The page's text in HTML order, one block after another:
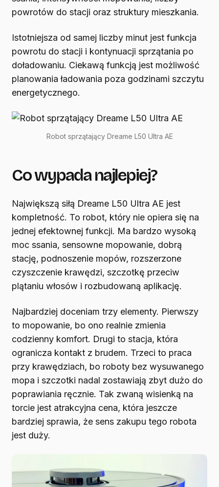
powrotów do stacji oraz struktury mieszkania.
Istotniejsza od samej liczby minut jest funkcja
powrotu do stacji i kontynuacji sprzątania po
doładowaniu. Ciekawą funkcją jest możliwość
planowania ładowania poza godzinami szczytu
energetycznego.
Robot sprzątający Dreame L50 Ultra AE
Co wypada najlepiej?
Największą siłą Dreame L50 Ultra AE jest
kompletność. To robot, który nie opiera się na
jednej efektownej funkcji. Ma bardzo wysoką
moc ssania, sensowne mopowanie, dobrą
stację, podnoszenie mopów, rozszerzone
czyszczenie krawędzi, szczotkę przeciw
plątaniu włosów i rozbudowaną aplikację.
Najbardziej doceniam trzy elementy. Pierwszy
to mopowanie, bo ono realnie zmienia
codzienny komfort. Drugi to stacja, która
ogranicza kontakt z brudem. Trzeci to praca
przy krawędziach, bo roboty bez wysuwanego
mopa i szczotki nadal zostawiają zbyt dużo do
poprawiania ręcznie. Tak zwaną wisienką na
torcie jest atrakcyjna cena, która jeszcze
bardziej sprawia, że sens zakupu tego robota
jest duży.